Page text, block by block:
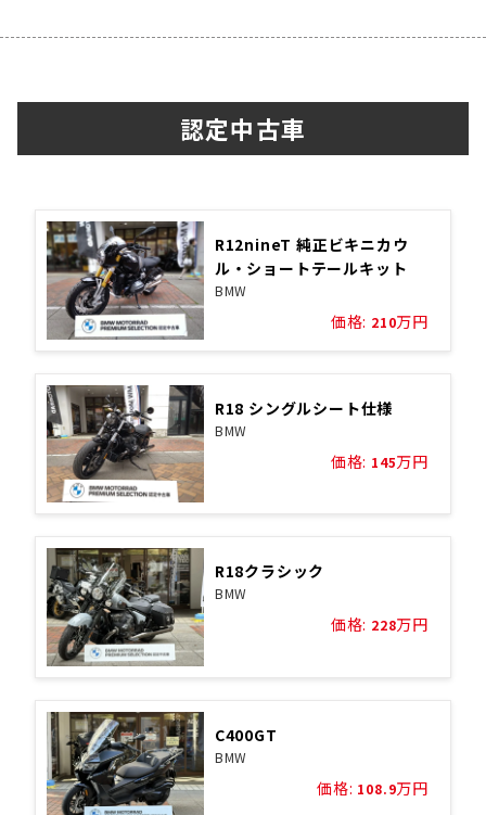
認定中古車
R12nineT 純正ビキニカウ
ル・ショートテールキット
BMW
価格: 210万円
R18 シングルシート仕様
BMW
価格: 145万円
R18クラシック
BMW
価格: 228万円
C400GT
BMW
価格: 108.9万円